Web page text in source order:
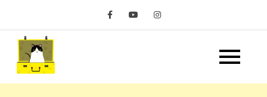
content
嘿 我要旅行 Hey Travel
Life